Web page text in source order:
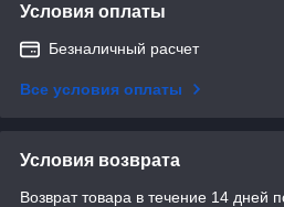
Условия оплаты
Безналичный расчет
Все условия оплаты
Условия возврата
Возврат товара в течение 14 дней